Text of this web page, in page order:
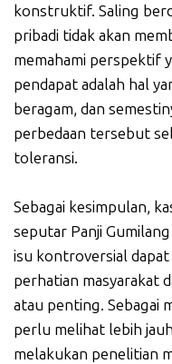
konstruktif. Saling
pribadi tidak akan
memahami perspektif
pendapat adalah hal
beragam, dan
perbedaan tersebut
toleransi.
Sebagai kesimpulan,
seputar Panji
isu kontroversial
perhatian masyarakat
atau penting. Sebagai
perlu melihat lebih
melakukan penelitian